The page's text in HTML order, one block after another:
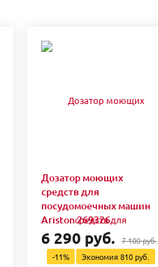
Дозатор моющих
средств для
посудомоечных машин
Ariston 269326
6 290 руб. 7 100 руб.
-11%
Экономия810 руб.